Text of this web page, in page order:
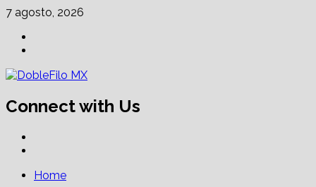
Skip
content
7 agosto, 2026
Connect with Us
PrimaryHome